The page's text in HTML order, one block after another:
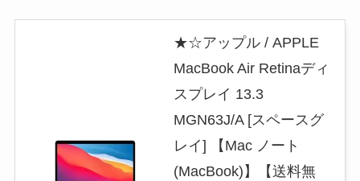
★☆アップル / APPLE
MacBook Air Retinaディ
スプレイ 13.3
MGN63J/A [スペースグ
レイ] 【Mac ノート
(MacBook)】【送料無